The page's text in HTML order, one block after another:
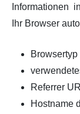
Informationen
Ihr Browser
Referrer
Hostname